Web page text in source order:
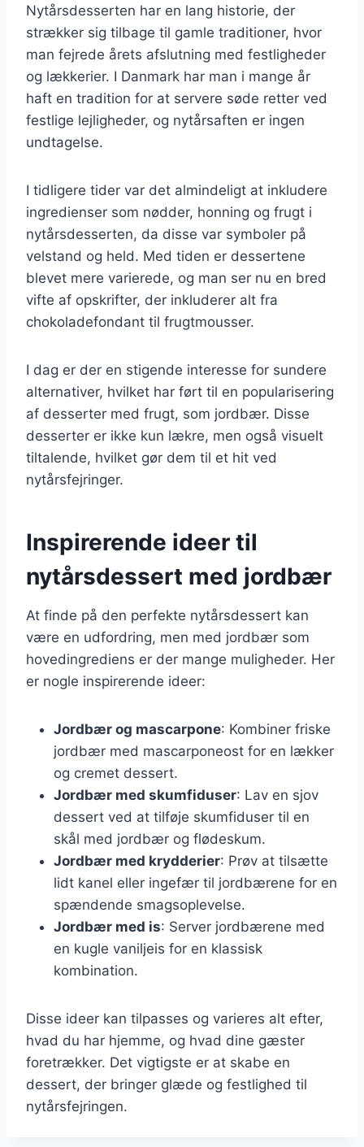
Nytårsdesserten har en lang historie, der
strækker sig tilbage til gamle traditioner, hvor
man fejrede årets afslutning med festligheder
og lækkerier. I Danmark har man i mange år
haft en tradition for at servere søde retter ved
festlige lejligheder, og nytårsaften er ingen
undtagelse.
I tidligere tider var det almindeligt at inkludere
ingredienser som nødder, honning og frugt i
nytårsdesserten, da disse var symboler på
velstand og held. Med tiden er dessertene
blevet mere varierede, og man ser nu en bred
vifte af opskrifter, der inkluderer alt fra
chokoladefondant til frugtmousser.
I dag er der en stigende interesse for sundere
alternativer, hvilket har ført til en popularisering
af desserter med frugt, som jordbær. Disse
desserter er ikke kun lækre, men også visuelt
tiltalende, hvilket gør dem til et hit ved
nytårsfejringer.
Inspirerende ideer til
nytårsdessert med jordbær
At finde på den perfekte nytårsdessert kan
være en udfordring, men med jordbær som
hovedingrediens er der mange muligheder. Her
er nogle inspirerende ideer:
Jordbær og mascarpone: Kombiner friske
jordbær med mascarponeost for en lækker
og cremet dessert.
Jordbær med skumfiduser: Lav en sjov
dessert ved at tilføje skumfiduser til en
skål med jordbær og flødeskum.
Jordbær med krydderier: Prøv at tilsætte
lidt kanel eller ingefær til jordbærene for en
spændende smagsoplevelse.
Jordbær med is: Server jordbærene med
en kugle vaniljeis for en klassisk
kombination.
Disse ideer kan tilpasses og varieres alt efter,
hvad du har hjemme, og hvad dine gæster
foretrækker. Det vigtigste er at skabe en
dessert, der bringer glæde og festlighed til
nytårsfejringen.